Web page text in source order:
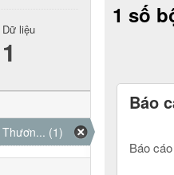
1 số
Báo
Báo
Dữ liệu
1
(1)